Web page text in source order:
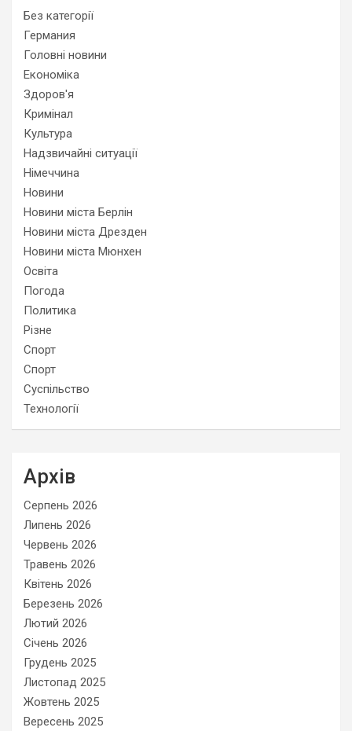
Без категорії
Германия
Головні новини
Економіка
Здоров'я
Кримінал
Культура
Надзвичайні ситуації
Німеччина
Новини
Новини міста Берлін
Новини міста Дрезден
Новини міста Мюнхен
Освіта
Погода
Политика
Різне
Спорт
Спорт
Суспільство
Технології
Архів
Серпень 2026
Липень 2026
Червень 2026
Травень 2026
Квітень 2026
Березень 2026
Лютий 2026
Січень 2026
Грудень 2025
Листопад 2025
Жовтень 2025
Вересень 2025